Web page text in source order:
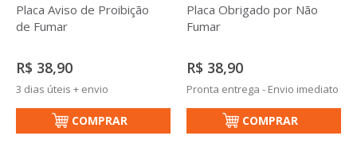
Placa Aviso de Proibição
de Fumar
R$ 38,90
3 dias úteis + envio
COMPRAR
Placa Obrigado por Não
Fumar
R$ 38,90
Pronta entrega - Envio imediato
COMPRAR